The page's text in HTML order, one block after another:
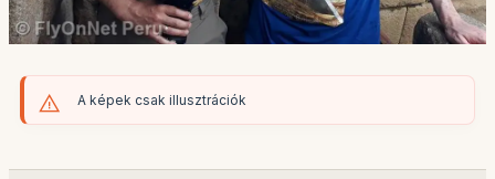
A képek csak illusztrációk